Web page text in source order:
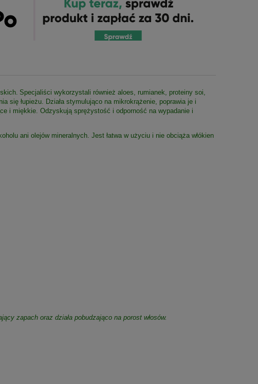
Specjaliści wykorzystali również aloes, rumianek, proteiny soi,
się łupieżu. Działa stymulująco na mikrokrążenie, poprawia je i
i miękkie. Odzyskują sprężystość i odporność na wypadanie i
ani olejów mineralnych. Jest łatwa w użyciu i nie obciąża włókien
zapach oraz działa pobudzająco na porost włosów.